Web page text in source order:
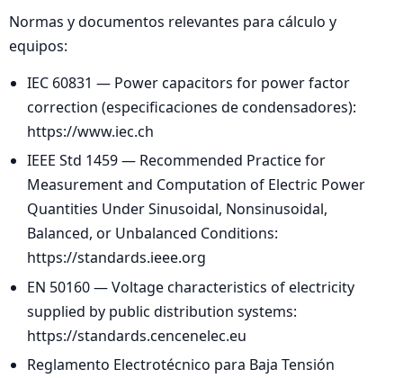
Normas y documentos relevantes para cálculo y
equipos:
IEC 60831 — Power capacitors for power factor
correction (especificaciones de condensadores):
https://www.iec.ch
IEEE Std 1459 — Recommended Practice for
Measurement and Computation of Electric Power
Quantities Under Sinusoidal, Nonsinusoidal,
Balanced, or Unbalanced Conditions:
https://standards.ieee.org
EN 50160 — Voltage characteristics of electricity
supplied by public distribution systems:
https://standards.cencenelec.eu
Reglamento Electrotécnico para Baja Tensión